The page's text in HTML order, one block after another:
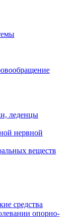
леденцы
нервной
веществ
средства
опорно-